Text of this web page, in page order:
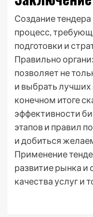
Создание
процесс,
подготовки и
Правильно
позволяет не
и выбрать лучших
конечном итоге
эффективности
этапов и правил
и добиться
Применение
развитие рынка и
качества услуг и